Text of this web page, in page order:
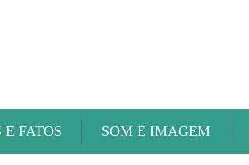
E FATOS SOM E IMAGEM